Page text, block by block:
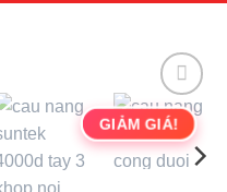
GIẢM GIÁ!